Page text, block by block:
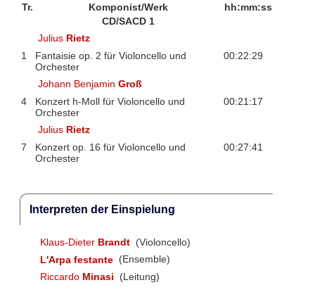
Tr. Komponist/Werk
hh:mm:ss
CD/SACD 1
Julius Rietz
1
Fantaisie op. 2 für Violoncello und
Orchester
00:22:29
Johann BenjaminGroß
4
Konzert h-Moll für Violoncello und
Orchester
00:21:17
Julius Rietz
7
Konzert op. 16 für Violoncello und
Orchester
00:27:41
Interpreten der Einspielung
Klaus-Dieter Brandt (Violoncello)
L'Arpa festante (Ensemble)
Riccardo Minasi (Leitung)